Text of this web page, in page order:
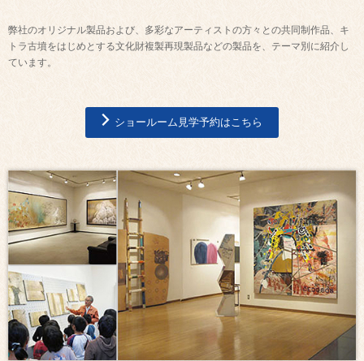
弊社のオリジナル製品および、多彩なアーティストの方々との共同制作品、キ
トラ古墳をはじめとする文化財複製再現製品などの製品を、テーマ別に紹介し
ています。
ショールーム見学予約はこちら